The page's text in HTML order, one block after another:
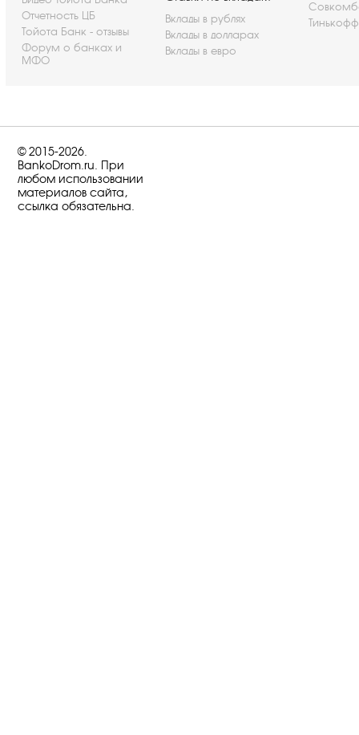
Отчетность ЦБ
Тойота Банк - отзывы
Форум о банках и
МФО
Вклады в рублях
Вклады в долларах
Вклады в евро
© 2015-2026.
BankoDrom.ru. При
любом использовании
материалов сайта,
ссылка обязательна.